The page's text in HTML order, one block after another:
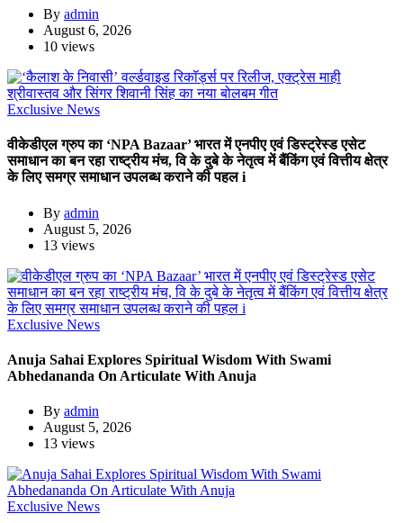
By admin
August 6, 2026
10 views
Exclusive News
वीकेडीएल ग्रुप का ‘NPA Bazaar’ भारत में एनपीए एवं डिस्ट्रेस्ड एसेट
समाधान का बन रहा राष्ट्रीय मंच, वि के दुबे के नेतृत्व में बैंकिंग एवं वित्तीय क्षेत्र
के लिए समग्र समाधान उपलब्ध कराने की पहल i
By admin
August 5, 2026
13 views
Exclusive News
Anuja Sahai Explores Spiritual Wisdom With Swami
Abhedananda On Articulate With Anuja
By admin
August 5, 2026
13 views
Exclusive News